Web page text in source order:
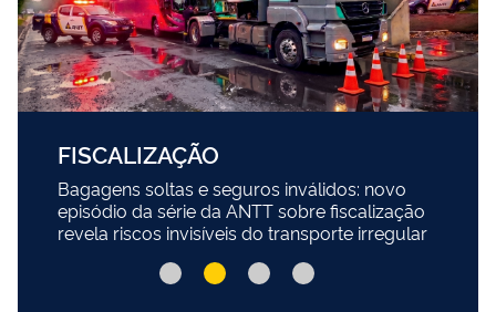
FISCALIZAÇÃO
Bagagens soltas e seguros inválidos: novo
episódio da série da ANTT sobre fiscalização
revela riscos invisíveis do transporte irregular